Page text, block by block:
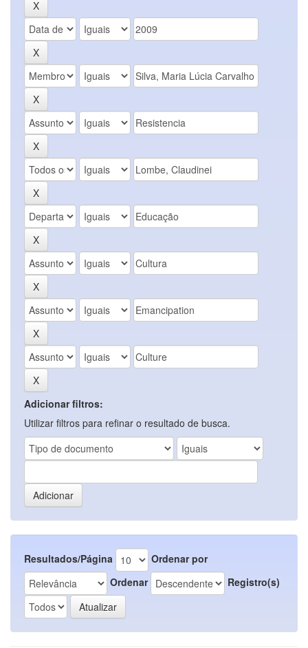
Adicionar filtros:
Utilizar filtros para refinar o resultado de busca.
Resultados/Página
Ordenar por
Ordenar
Registro(s)